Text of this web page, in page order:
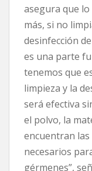
asegura que
más, si no
desinfección
es una parte
tenemos que
limpieza y la
será efectiva
el polvo, la
encuentran
necesarios
gérmenes”,